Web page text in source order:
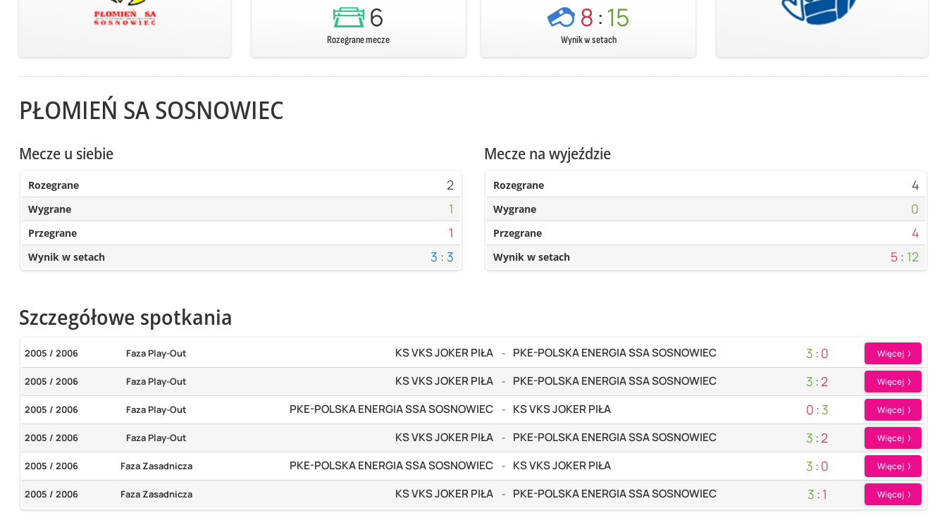
6
Rozegrane mecze
8:15
Wynik w setach
PŁOMIEŃ SA SOSNOWIEC
Mecze u siebie
Rozegrane 2
Wygrane 1
Przegrane 1
Wynik w setach 3 : 3
Mecze na wyjeździe
Rozegrane 4
Wygrane 0
Przegrane 4
Wynik w setach 5 : 12
Szczegółowe spotkania
2005 / 2006 Faza Play-Out KS VKS JOKER PIŁA - PKE-POLSKA ENERGIA SSA SOSNOWIEC 3 : 0 Więcej
2005 / 2006 Faza Play-Out KS VKS JOKER PIŁA - PKE-POLSKA ENERGIA SSA SOSNOWIEC 3 : 2 Więcej
2005 / 2006 Faza Play-Out PKE-POLSKA ENERGIA SSA SOSNOWIEC - KS VKS JOKER PIŁA 0 : 3 Więcej
2005 / 2006 Faza Play-Out KS VKS JOKER PIŁA - PKE-POLSKA ENERGIA SSA SOSNOWIEC 3 : 2 Więcej
2005 / 2006 Faza Zasadnicza PKE-POLSKA ENERGIA SSA SOSNOWIEC - KS VKS JOKER PIŁA 3 : 0 Więcej
2005 / 2006 Faza Zasadnicza KS VKS JOKER PIŁA - PKE-POLSKA ENERGIA SSA SOSNOWIEC 3 : 1 Więcej